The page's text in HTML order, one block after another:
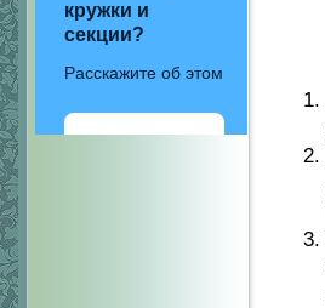
кружки и
секции?
Расскажите об этом